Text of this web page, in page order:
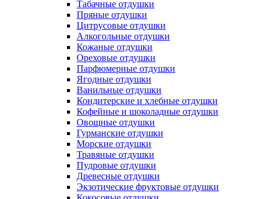
Табачные отдушки
Пряные отдушки
Цитрусовые отдушки
Алкогольные отдушки
Кожаные отдушки
Ореховые отдушки
Парфюмерные отдушки
Ягодные отдушки
Ванильные отдушки
Кондитерские и хлебные отдушки
Кофейные и шоколадные отдушки
Овощные отдушки
Гурманские отдушки
Морские отдушки
Травяные отдушки
Пудровые отдушки
Древесные отдушки
Экзотические фруктовые отдушки